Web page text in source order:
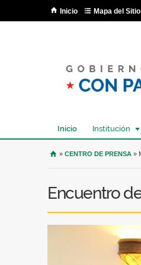
Inicio Mapa del Sitio
Inicio Institución
USTED SE
» CENTRO DE PRENSA »
Encuentro